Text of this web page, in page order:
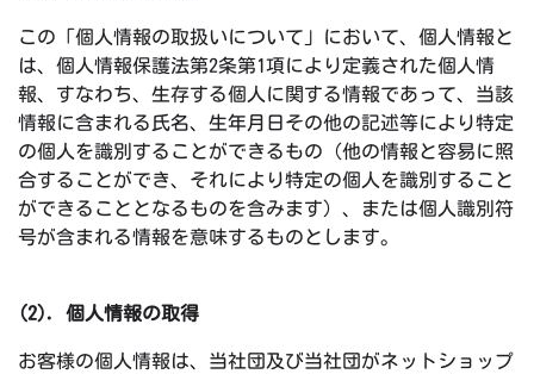
この「個人情報の取扱いについて」において、個人情報と
は、個人情報保護法第2条第1項により定義された個人情
報、すなわち、生存する個人に関する情報であって、当該
情報に含まれる氏名、生年月日その他の記述等により特定
の個人を識別することができるもの（他の情報と容易に照
合することができ、それにより特定の個人を識別すること
ができることとなるものを含みます）、または個人識別符
号が含まれる情報を意味するものとします。
(2). 個人情報の取得
お客様の個人情報は、当社団及び当社団がネットショップ